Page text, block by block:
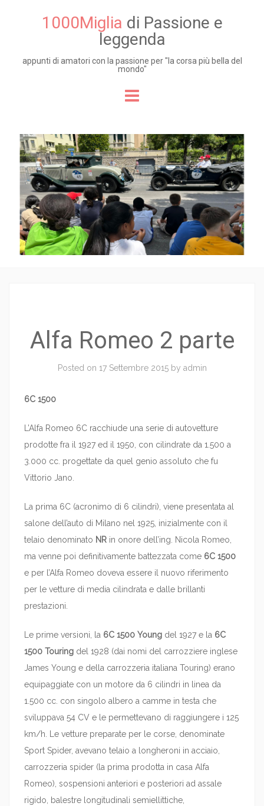
1000Miglia di Passione e
leggenda
appunti di amatori con la passione per "la corsa più bella del
mondo"
Alfa Romeo 2 parte
Posted on 17 Settembre 2015by admin
6C 1500
L’Alfa Romeo 6C racchiude una serie di autovetture
prodotte fra il 1927 ed il 1950, con cilindrate da 1.500 a
3.000 cc. progettate da quel genio assoluto che fu
Vittorio Jano.
La prima 6C (acronimo di 6 cilindri), viene presentata al
salone dell’auto di Milano nel 1925, inizialmente con il
telaio denominato NR in onore dell’ing. Nicola Romeo,
ma venne poi definitivamente battezzata come 6C 1500
e per l’Alfa Romeo doveva essere il nuovo riferimento
per le vetture di media cilindrata e dalle brillanti
prestazioni.
Le prime versioni, la 6C 1500 Young del 1927 e la 6C
1500 Touring del 1928 (dai nomi del carrozziere inglese
James Young e della carrozzeria italiana Touring) erano
equipaggiate con un motore da 6 cilindri in linea da
1.500 cc. con singolo albero a camme in testa che
sviluppava 54 CV e le permettevano di raggiungere i 125
km/h. Le vetture preparate per le corse, denominate
Sport Spider, avevano telaio a longheroni in acciaio,
carrozzeria spider (la prima prodotta in casa Alfa
Romeo), sospensioni anteriori e posteriori ad assale
rigido, balestre longitudinali semiellittiche,